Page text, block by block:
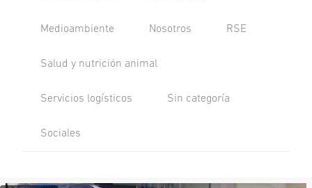
Medioambiente Nosotros RSE
Salud y nutrición animal
Servicios logísticos Sin categoría
Sociales